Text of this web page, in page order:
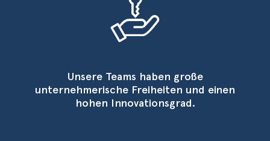
Unsere Teams haben große
unternehmerische Freiheiten und einen
hohen Innovationsgrad.